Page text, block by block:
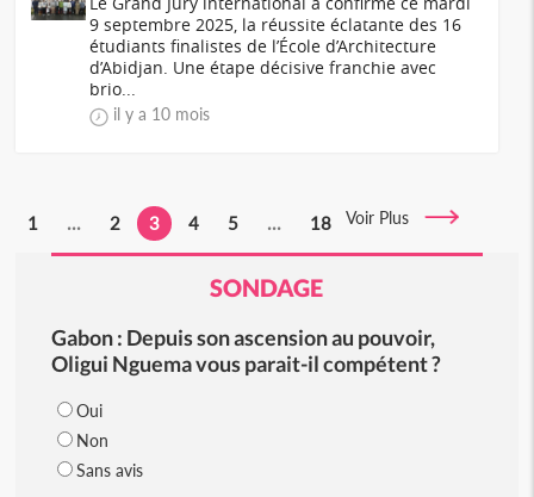
9 septembre 2025, la réussite éclatante des 16
étudiants finalistes de l’École d’Architecture
d’Abidjan. Une étape décisive franchie avec
brio...
il y a 10 mois
1 ... 2 3 4 5 ... 18 Voir Plus
SONDAGE
Gabon : Depuis son ascension au pouvoir,
Oligui Nguema vous parait-il compétent ?
Oui
Non
Sans avis